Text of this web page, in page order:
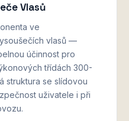
Vlasů
ve
vlasů —
účinnost pro
třídách 300-
struktura se slídovou
uživatele i při